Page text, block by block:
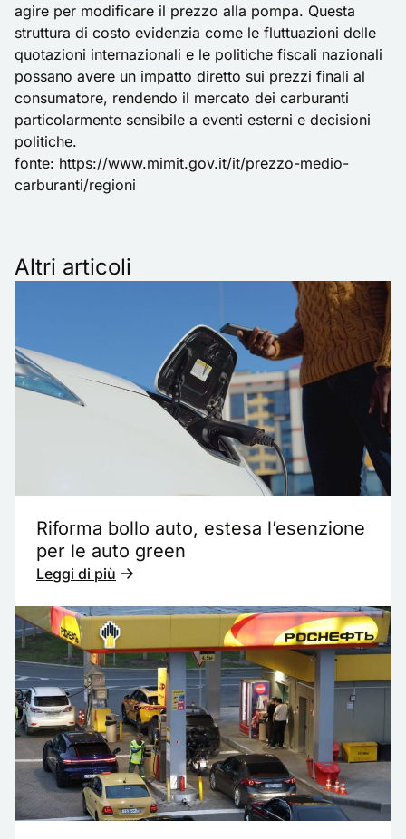
agire per modificare il prezzo alla pompa. Questa
struttura di costo evidenzia come le fluttuazioni delle
quotazioni internazionali e le politiche fiscali nazionali
possano avere un impatto diretto sui prezzi finali al
consumatore, rendendo il mercato dei carburanti
particolarmente sensibile a eventi esterni e decisioni
politiche.
fonte: https://www.mimit.gov.it/it/prezzo-medio-
carburanti/regioni
Altri articoli
Riforma bollo auto, estesa l’esenzione
per le auto green
Leggi di più